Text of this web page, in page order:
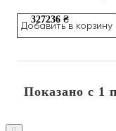
327236 ₴
Добавить в корзину
Показано с 1